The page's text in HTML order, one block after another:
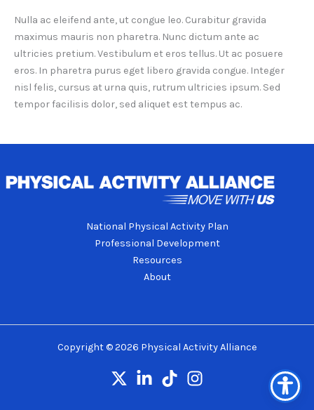
Nulla ac eleifend ante, ut congue leo. Curabitur gravida
maximus mauris non pharetra. Nunc dictum ante ac
ultricies pretium. Vestibulum et eros tellus. Ut ac posuere
eros. In pharetra purus eget libero gravida congue. Integer
nisl felis, cursus at urna quis, rutrum ultricies ipsum. Sed
tempor facilisis dolor, sed aliquet est tempus ac.
National Physical Activity Plan
Professional Development
Resources
About
Copyright © 2026 Physical Activity Alliance